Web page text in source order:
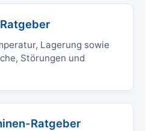
Lagerung sowie
Störungen und
Ratgeber